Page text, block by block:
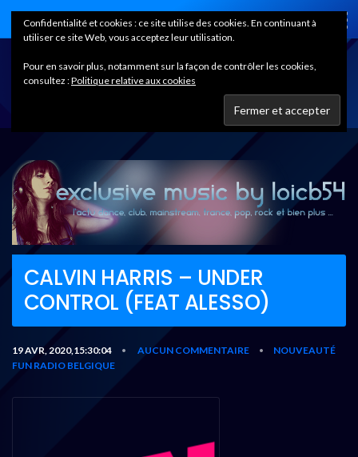
Home
CALVIN HARRIS – UNDER
CONTROL (FEAT ALESSO)
19 AVR, 2020,15:30:04 • AUCUN COMMENTAIRE •
NOUVEAUTÉ
FUN RADIO BELGIQUE
Confidentialité et cookies : ce site utilise des cookies. En continuant à
utiliser ce site Web, vous acceptez leur utilisation.
Pour en savoir plus, notamment sur la façon de contrôler les cookies,
consultez :Politique relative aux cookies